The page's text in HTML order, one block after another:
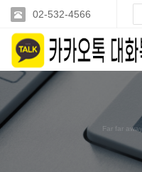
02-532-4566
Far far